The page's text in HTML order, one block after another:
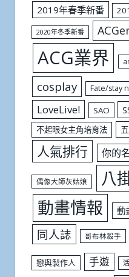
2019年春季新番
2020年冬季新番
ACG業界
cosplay Fate/stay
LoveLive! SAO
不起眼女主角培育法
人氣排行 你的
偶像大師灰姑娘 八
動畫情報 動
同人誌 哥布林殺手
戀與製作人 手遊